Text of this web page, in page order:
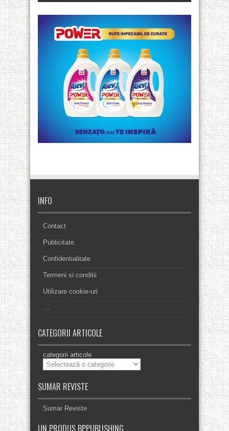
INFO
Contact
Publicitate
Confidentialitate
Termeni si conditii
Utilizare cookie-uri
CATEGORII ARTICOLE
categorii articole
SUMAR REVISTE
Sumar Reviste
UN PRODUS BPPUBLISHING